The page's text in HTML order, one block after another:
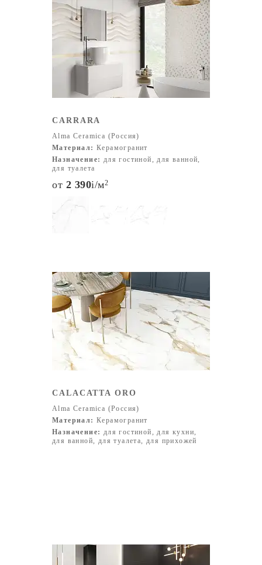
CARRARA
Alma Ceramica (Россия)
Материал: Керамогранит
Назначение: для гостиной, для ванной,
для туалета
от 2 390i/м2
CALACATTA ORO
Alma Ceramica (Россия)
Материал: Керамогранит
Назначение: для гостиной, для кухни,
для ванной, для туалета, для прихожей